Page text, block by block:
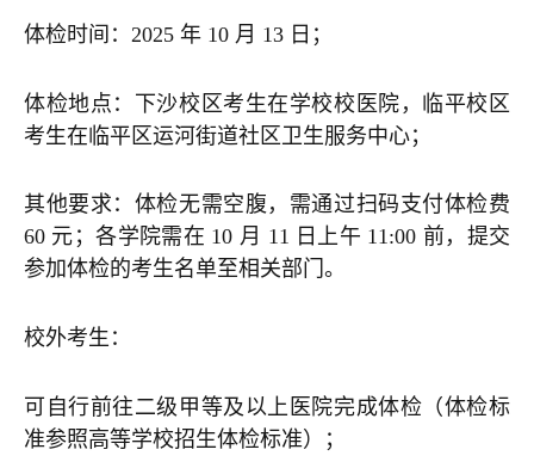
体检时间：2025 年 10 月 13 日；
体检地点：下沙校区考生在学校校医院，临平校区
考生在临平区运河街道社区卫生服务中心；
其他要求：体检无需空腹，需通过扫码支付体检费
60 元；各学院需在 10 月 11 日上午 11:00 前，提交
参加体检的考生名单至相关部门。
校外考生：
可自行前往二级甲等及以上医院完成体检（体检标
准参照高等学校招生体检标准）；